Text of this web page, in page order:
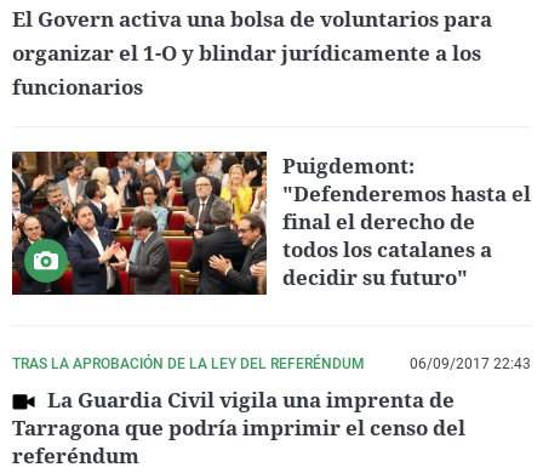
El Govern activa una bolsa de voluntarios para
organizar el 1-O y blindar jurídicamente a los
funcionarios
Puigdemont:
"Defenderemos hasta el
final el derecho de
todos los catalanes a
decidir su futuro"
TRAS LA APROBACIÓN DE LA LEY DEL REFERÉNDUM 06/09/2017 22:43
La Guardia Civil vigila una imprenta de
Tarragona que podría imprimir el censo del
referéndum